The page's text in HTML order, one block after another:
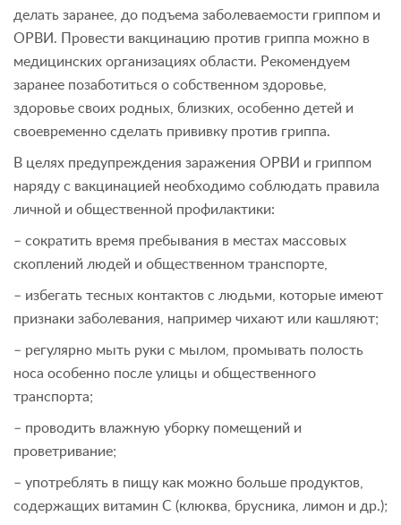
делать заранее, до подъема заболеваемости гриппом и
ОРВИ. Провести вакцинацию против гриппа можно в
медицинских организациях области. Рекомендуем
заранее позаботиться о собственном здоровье,
здоровье своих родных, близких, особенно детей и
своевременно сделать прививку против гриппа.
В целях предупреждения заражения ОРВИ и гриппом
наряду с вакцинацией необходимо соблюдать правила
личной и общественной профилактики:
– сократить время пребывания в местах массовых
скоплений людей и общественном транспорте,
– избегать тесных контактов с людьми, которые имеют
признаки заболевания, например чихают или кашляют;
– регулярно мыть руки с мылом, промывать полость
носа особенно после улицы и общественного
транспорта;
– проводить влажную уборку помещений и
проветривание;
– употреблять в пищу как можно больше продуктов,
содержащих витамин С (клюква, брусника, лимон и др.);